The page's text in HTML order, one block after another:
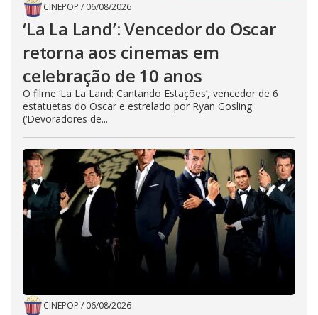
CINEPOP / 06/08/2026
‘La La Land’: Vencedor do Oscar
retorna aos cinemas em
celebração de 10 anos
O filme ‘La La Land: Cantando Estações’, vencedor de 6
estatuetas do Oscar e estrelado por Ryan Gosling
(‘Devoradores de...
CINEPOP / 06/08/2026